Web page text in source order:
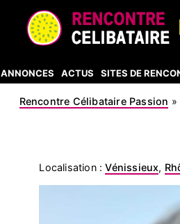
ANNONCES ACTUS SITES DE
Rencontre Célibataire Passion »
Localisation :Vénissieux,